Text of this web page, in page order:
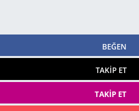
BEĞEN
TAKIP ET
TAKIP ET